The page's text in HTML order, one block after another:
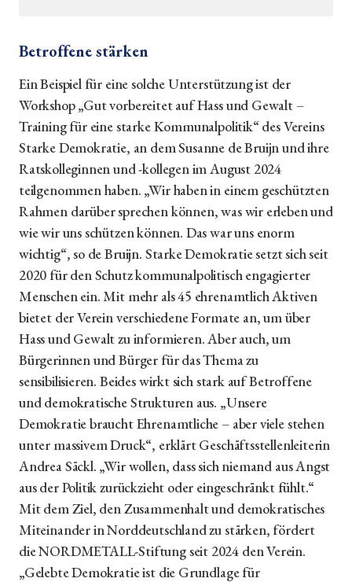
Betroffene stärken
Ein Beispiel für eine solche Unterstützung ist der
Workshop „Gut vorbereitet auf Hass und Gewalt –
Training für eine starke Kommunalpolitik“ des Vereins
Starke Demokratie, an dem Susanne de Bruijn und ihre
Ratskolleginnen und -kollegen im August 2024
teilgenommen haben. „Wir haben in einem geschützten
Rahmen darüber sprechen können, was wir erleben und
wie wir uns schützen können. Das war uns enorm
wichtig“, so de Bruijn. Starke Demokratie setzt sich seit
2020 für den Schutz kommunalpolitisch engagierter
Menschen ein. Mit mehr als 45 ehrenamtlich Aktiven
bietet der Verein verschiedene Formate an, um über
Hass und Gewalt zu informieren. Aber auch, um
Bürgerinnen und Bürger für das Thema zu
sensibilisieren. Beides wirkt sich stark auf Betroffene
und demokratische Strukturen aus. „Unsere
Demokratie braucht Ehrenamtliche – aber viele stehen
unter massivem Druck“, erklärt Geschäftsstellenleiterin
Andrea Säckl. „Wir wollen, dass sich niemand aus Angst
aus der Politik zurückzieht oder eingeschränkt fühlt.“
Mit dem Ziel, den Zusammenhalt und demokratisches
Miteinander in Norddeutschland zu stärken, fördert
die NORDMETALL-Stiftung seit 2024 den Verein.
„Gelebte Demokratie ist die Grundlage für